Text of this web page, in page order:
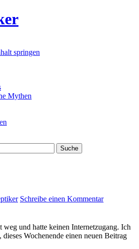
springen
Mythen
Schreibe einen Kommentar
und hatte keinen Internetzugang. Ich
Wochenende einen neuen Beitrag